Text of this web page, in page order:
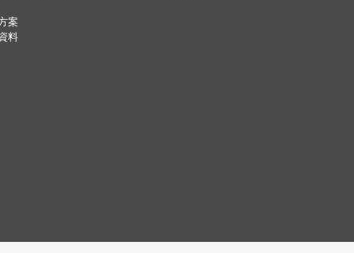
案
料